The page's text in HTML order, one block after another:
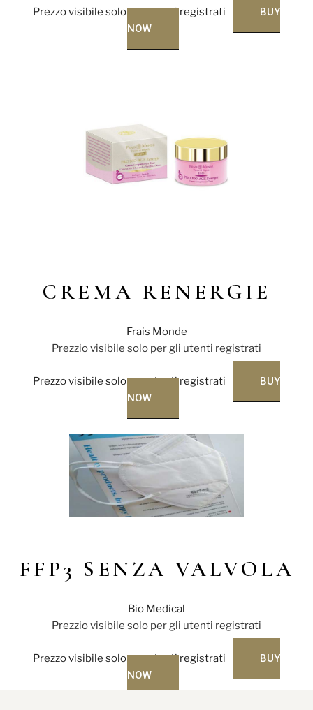
Prezzo visibile solo per utenti registrati
BUY
NOW
CREMA RENERGIE
Frais Monde
Prezzio visibile solo per gli utenti registrati
Prezzo visibile solo per utenti registrati
BUY
NOW
FFP3 SENZA VALVOLA
Bio Medical
Prezzio visibile solo per gli utenti registrati
Prezzo visibile solo per utenti registrati
BUY
NOW